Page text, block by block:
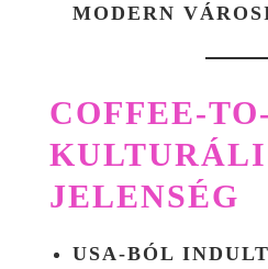
MODERN
COFFEE-
JELENSÉG
USA-BÓL INDULT